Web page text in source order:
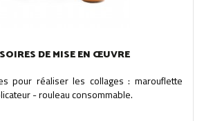
DE MISE EN ŒUVRE
pour réaliser les collages : marouflette
- rouleau consommable.